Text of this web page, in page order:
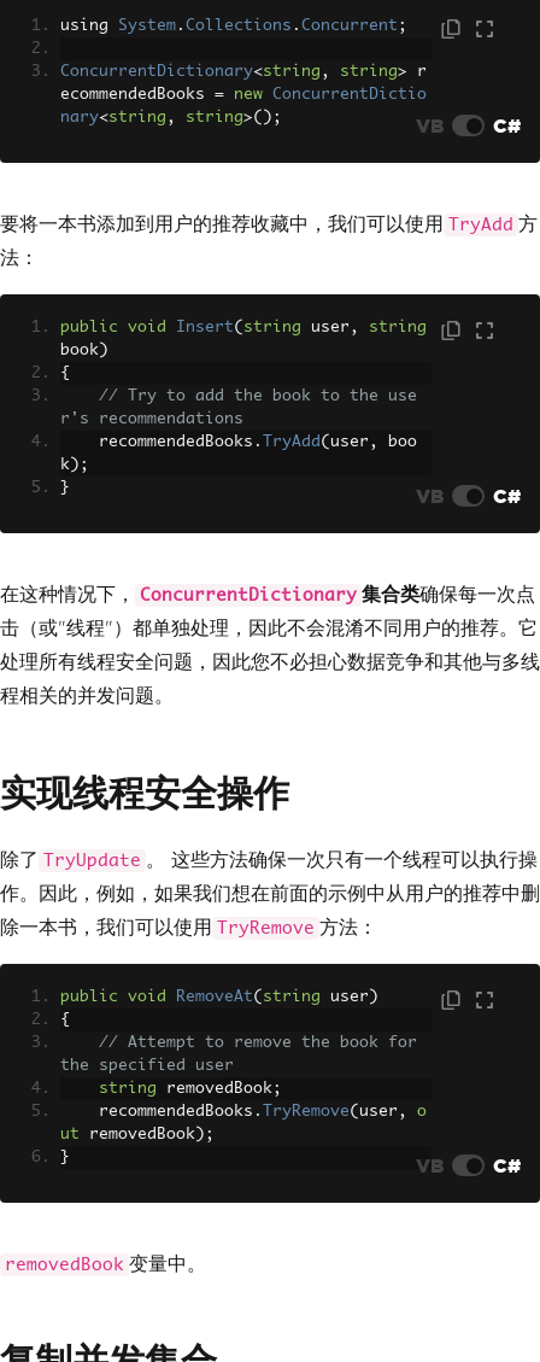
using System . Collections . Concurrent ;
ConcurrentDictionary<string , string> r
ecommendedBooks = new
ConcurrentDictio
nary<string , string>(); VB C#
要将一本书添加到用户的推荐收藏中，我们可以使用 TryAdd 方
法：
public void Insert( string user ,
string
book )
{
// Try to add the book to the use
r's recommendations
    recommendedBooks
. TryAdd ( user ,
boo
k );
}
VB C#
在这种情况下， ConcurrentDictionary 集合类确保每一次点
击（或"线程"）都单独处理，因此不会混淆不同用户的推荐。它
处理所有线程安全问题，因此您不必担心数据竞争和其他与多线
程相关的并发问题。
实现线程安全操作
除了 TryUpdate 。 这些方法确保一次只有一个线程可以执行操
作。因此，例如，如果我们想在前面的示例中从用户的推荐中删
除一本书，我们可以使用
TryRemove 方法：
public void RemoveAt( string user )
{
// Attempt to remove the book for
the specified user
string removedBook;
    recommendedBooks
. TryRemove( user ,
o
ut removedBook );
}
VB C#
removedBook 变量中。